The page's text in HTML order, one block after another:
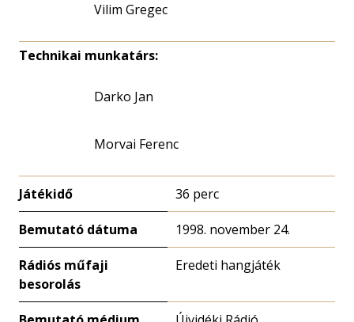
Vilim Gregec
Technikai munkatárs:
Darko Jan
Morvai Ferenc
Játékidő 36 perc
Bemutató dátuma 1998. november 24.
Rádiós műfaji
besorolás
Eredeti hangjáték